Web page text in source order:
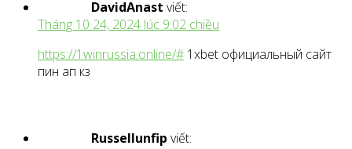
DavidAnast viết:
Tháng 10 24, 2024 lúc 9:02 chiều
https://1winrussia.online/# 1xbet официальный сайт
пин ап кз
Russellunfip viết: